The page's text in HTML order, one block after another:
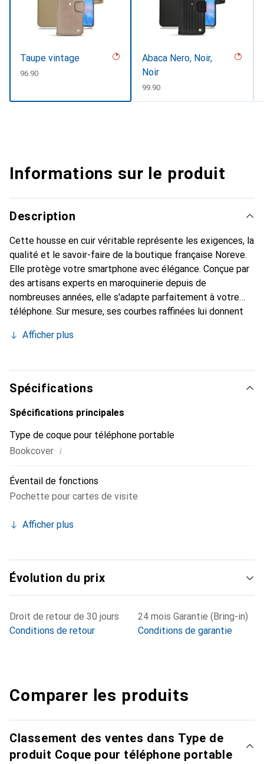
Taupe vintage
CHF
96.90
Abaca Nero, Noir,
Noir
CHF
99.90
Informations sur le produit
Description
Cette housse en cuir véritable représente les exigences, la
qualité et le savoir-faire de la boutique française Noreve.
Elle protège votre smartphone avec élégance. Conçue par
des artisans experts en maroquinerie depuis de
nombreuses années, elle s'adapte parfaitement à votre
téléphone. Sur mesure, ses courbes raffinées lui donnent
et indispensable de votre smartphone. Reconnaître
marque Noreve est un choix sûr pour une clientèle
exigeante.
Afficher plus
Spécifications
Spécifications principales
Type de coque pour téléphone portable
Bookcover i
Éventail de fonctions
Pochette pour cartes de visite
Afficher plus
Évolution du prix
Droit de retour de 30 jours
Conditions de retour
24 mois Garantie (Bring-in)
Conditions de garantie
Comparer les produits
Classement des ventes dans Type de
produit Coque pour téléphone portable